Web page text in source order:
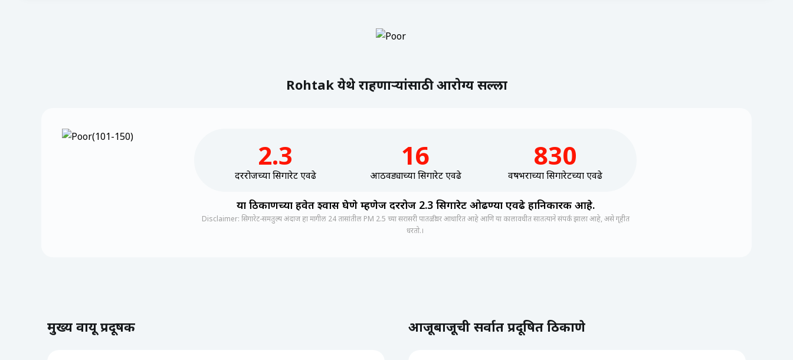
Rohtak येथे राहणाऱ्यांसाठी आरोग्य सल्ला
2.3
दररोजच्या सिगारेट एवढे
16
आठवड्याच्या सिगारेट एवढे
830
वर्षभराच्या सिगारेटच्या एवढे
या ठिकाणच्या हवेत श्वास घेणे म्हणेज दररोज 2.3 सिगारेट ओढण्या एवढे हानिकारक आहे.
Disclaimer: सिगारेट-समतुल्य अंदाज हा मागील 24 तासांतील PM 2.5 च्या सरासरी पातळीवर आधारित आहे आणि या कालावधीत सातत्याने संपर्क झाला आहे, असे गृहीत
धरतो.।
मुख्य वायू प्रदूषक आजूबाजूची सर्वात प्रदूषित ठिकाणे